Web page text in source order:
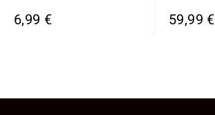
6,99 € 59,99 €